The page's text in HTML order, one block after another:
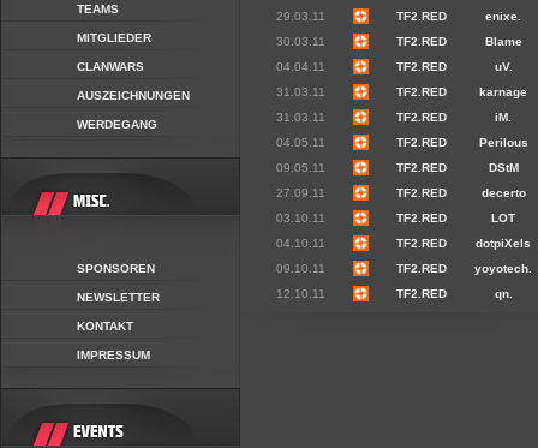
TEAMS
MITGLIEDER
CLANWARS
AUSZEICHNUNGEN
WERDEGANG
SPONSOREN
NEWSLETTER
KONTAKT
IMPRESSUM
29.03.11
TF2.RED
enixe.
30.03.11
TF2.RED
Blame
04.04.11
TF2.RED
uV.
31.03.11
TF2.RED
karnage
31.03.11
TF2.RED
iM.
04.05.11
TF2.RED
Perilous
09.05.11
TF2.RED
DStM
27.09.11
TF2.RED
decerto
03.10.11
TF2.RED
LOT
04.10.11
TF2.RED
dotpiXels
09.10.11
TF2.RED
yoyotech.
12.10.11
TF2.RED qn.